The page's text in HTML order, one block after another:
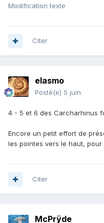
Modification texte
Citer
elasmo
Posté(e) 5 juin
4 - 5 et 6 des Carcharhinus
Encore un petit effort de
les pointes vers le haut,
Citer
McPrÿde